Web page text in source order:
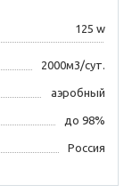
125 w
2000м3/сут.
аэробный
до 98%
Россия